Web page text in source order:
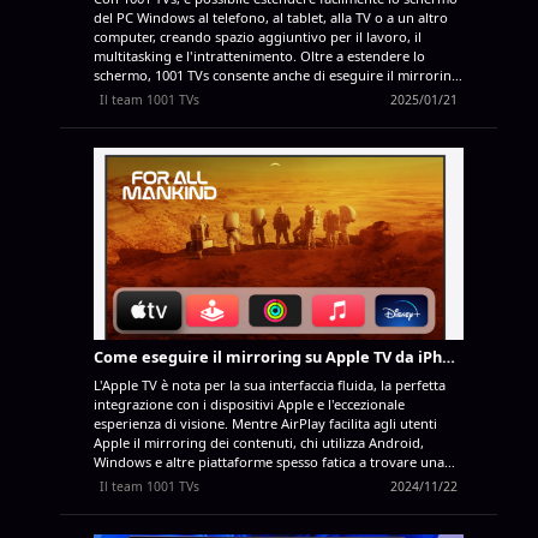
del PC Windows al telefono, al tablet, alla TV o a un altro
computer, creando spazio aggiuntivo per il lavoro, il
multitasking e l'intrattenimento. Oltre a estendere lo
schermo, 1001 TVs consente anche di eseguire il mirroring
dell'intero schermo del PC o di condividere una singola
l'estensione dello schermo? - Aumenta la produttività: Lo
spazio extra sullo schermo consente di mantenere visibili i
materiali di riferimento, le chat o gli strumenti mentre si
lavora sullo schermo principale, riducendo il continuo
cambio di finestra. - Create la vostra configurazione
ideale: Disponete le finestre tra gli schermi per adattarle al
vostro flusso di lavoro, che si tratti di codifica,
progettazione, presentazione o multitasking. Come
impostare l'estensione dello schermo Esempio: Estensione
dello schermo del PC Windows a un...
Il team 1001 TVs 2025/01/21
Come eseguire il mirroring su Apple TV da iPhone/Android/Mac/Windows PC utilizzando l'app 1001 TVs
L'Apple TV è nota per la sua interfaccia fluida, la perfetta
integrazione con i dispositivi Apple e l'eccezionale
esperienza di visione. Mentre AirPlay facilita agli utenti
Apple il mirroring dei contenuti, chi utilizza Android,
Windows e altre piattaforme spesso fatica a trovare una
soluzione affidabile. È qui che entra in gioco l'applicazione
schermo che consente di eseguire il cast da qualsiasi
Il team 1001 TVs 2024/11/22